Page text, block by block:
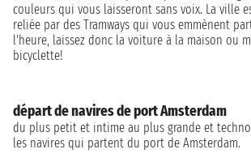
couleurs qui vous laisseront sans voix. La ville
reliée par des Tramways qui vous emmènent
l'heure, laissez donc la voiture à la maison ou
bicyclette!
départ de navires de port Amsterdam
du plus petit et intime au plus grande et
les navires qui partent du port de Amsterdam.